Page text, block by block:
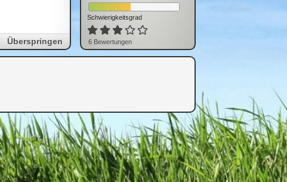
Überspringen
Schwierigkeitsgrad
6 Bewertungen